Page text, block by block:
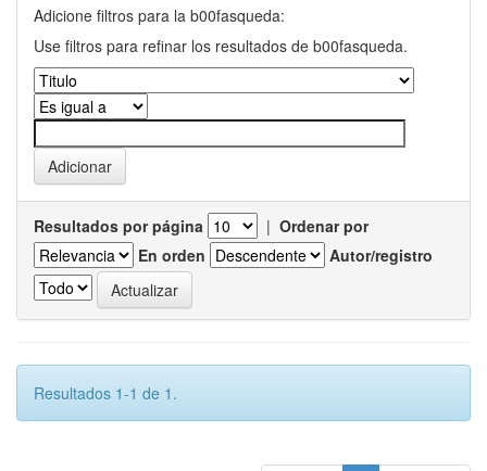
Adicione filtros para la b00fasqueda:
Use filtros para refinar los resultados de b00fasqueda.
Resultados por página | Ordenar por
En orden
Autor/registro
Resultados 1-1 de 1.